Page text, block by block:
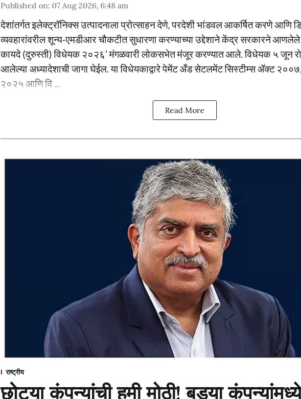
Published on: 07 Aug 2026, 6:48 am
देशांतर्गत इलेक्ट्रॉनिक्स उत्पादनाला प्रोत्साहन देणे, परदेशी भांडवल आकर्षित करणे आणि
व्यवहारांवरील शून्य-एमडीआर चौकटीत सुधारणा करण्याच्या उद्देशाने केंद्र सरकारने
कायदे (दुरुस्ती) विधेयक २०२६’ मंगळवारी लोकसभेत मंजूर करण्यात आले. विधेयक ५ जून
आलेल्या अध्यादेशाची जागा घेईल. या विधेयकाद्वारे पेमेंट अँड सेटलमेंट सिस्टीम्स ॲक्ट
२०२५ आणि वि ...
Read More
राष्ट्रीय
छोट्या कंपन्यांची हमी मोठी! बड्या